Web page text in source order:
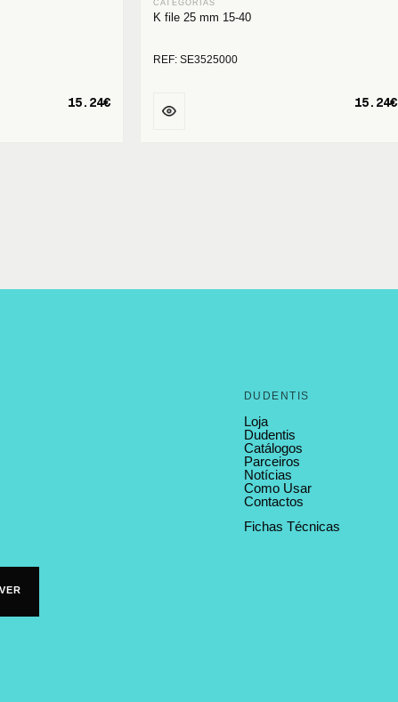
15.24€
K file 25 mm 15-40
REF: SE3525000
15.24€
DUDENTIS
Loja
Dudentis
Catálogos
Parceiros
Notícias
Como Usar
Contactos
Fichas Técnicas